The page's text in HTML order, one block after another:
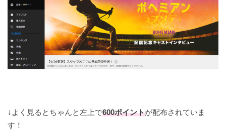
↓よく見るとちゃんと左上で600ポイントが配布されていま
す！